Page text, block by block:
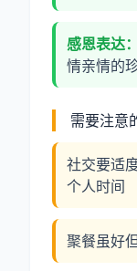
感恩表达：
情亲情的珍
需要注意
社交要适
个人时间
聚餐虽好